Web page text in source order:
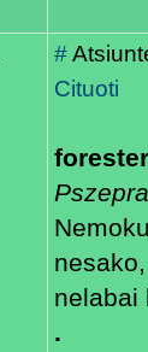
#
Cituoti
.